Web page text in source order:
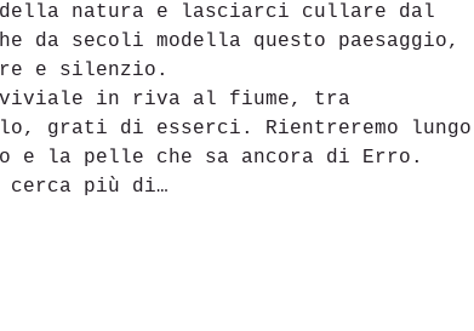
della natura e lasciarci cullare dal
da secoli modella questo paesaggio,
e silenzio.
in riva al fiume, tra
grati di esserci. Rientreremo lungo
e la pelle che sa ancora di Erro.
cerca più di…